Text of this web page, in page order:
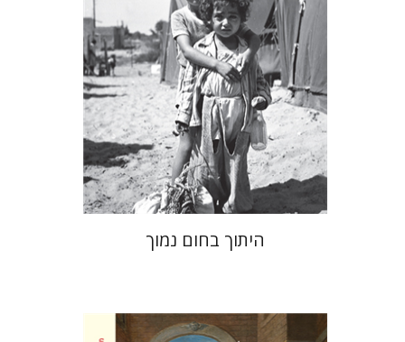
הנחת אתר ספר מודפס
$46
$41
היתוך בחום נמוך